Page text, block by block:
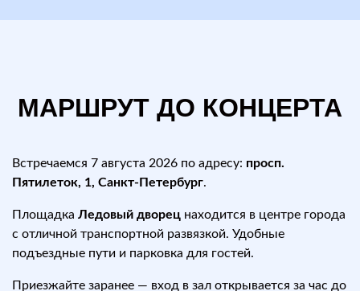
МАРШРУТ ДО КОНЦЕРТА
Встречаемся 7 августа 2026 по адресу: просп.
Пятилеток, 1, Санкт-Петербург.
Площадка Ледовый дворец находится в центре города
с отличной транспортной развязкой. Удобные
подъездные пути и парковка для гостей.
Приезжайте заранее — вход в зал открывается за час до